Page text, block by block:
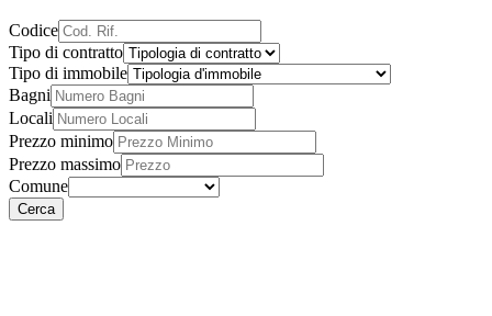
Codice
Tipo di contratto
Tipo di immobile
Bagni
Locali
Prezzo minimo
Prezzo massimo
Comune